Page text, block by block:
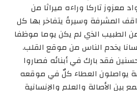
معزوز تاركا وراءه ميراثا من
المشرفة وسيرةً يتفاخر بها كل
الطبيب الذي لم يكن يوما موظفا
يخدم الناس من موقع القلب.
فقد بارك في أبنائه فصاروا
يواصلون العطاء كلٌ في موقعه
بين الأصالة والعلم والإنسانية